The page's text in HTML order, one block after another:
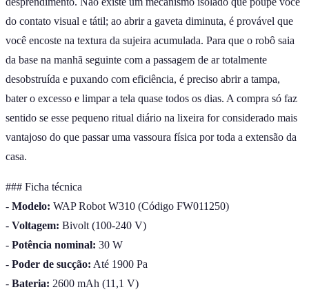
do contato visual e tátil; ao abrir a gaveta diminuta, é provável que
você encoste na textura da sujeira acumulada. Para que o robô saia
da base na manhã seguinte com a passagem de ar totalmente
desobstruída e puxando com eficiência, é preciso abrir a tampa,
bater o excesso e limpar a tela quase todos os dias. A compra só faz
sentido se esse pequeno ritual diário na lixeira for considerado mais
vantajoso do que passar uma vassoura física por toda a extensão da
casa.
### Ficha técnica
- Modelo: WAP Robot W310 (Código FW011250)
- Voltagem: Bivolt (100-240 V)
- Potência nominal: 30 W
- Poder de sucção: Até 1900 Pa
- Bateria: 2600 mAh (11,1 V)